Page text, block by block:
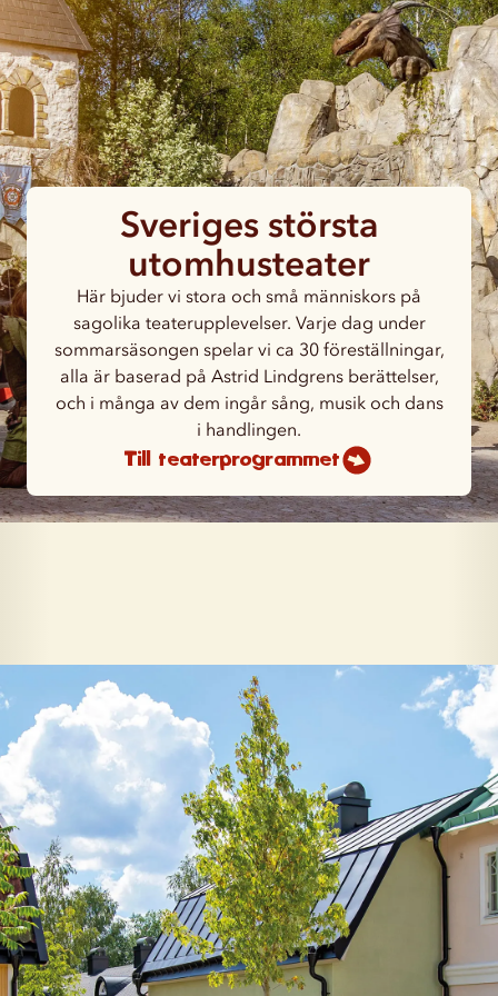
Sveriges största
utomhusteater
Här bjuder vi stora och små människors på
sagolika teaterupplevelser. Varje dag under
sommarsäsongen spelar vi ca 30 föreställningar,
alla är baserad på Astrid Lindgrens berättelser,
och i många av dem ingår sång, musik och dans
i handlingen.
Till teaterprogrammet